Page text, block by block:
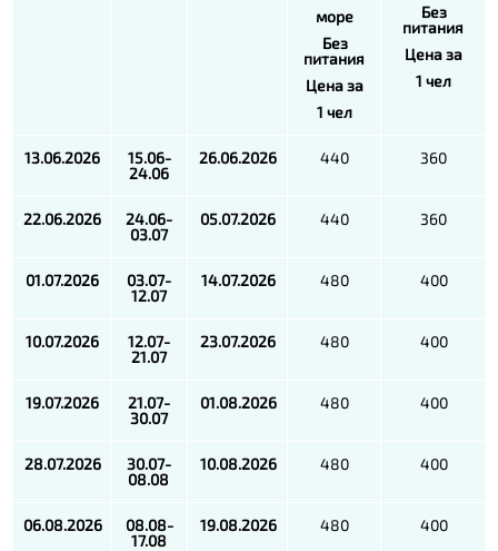
море
Без
питания
Цена за
1 чел
Без
питания
Цена за
1 чел
13.06.2026
15.06-
24.06
26.06.2026 440 360
22.06.2026
24.06-
03.07
05.07.2026 440 360
01.07.2026
03.07-
12.07
14.07.2026 480 400
10.07.2026
12.07-
21.07
23.07.2026 480 400
19.07.2026
21.07-
30.07
01.08.2026 480 400
28.07.2026
30.07-
08.08
10.08.2026 480 400
06.08.2026
08.08-
17.08
19.08.2026 480 400